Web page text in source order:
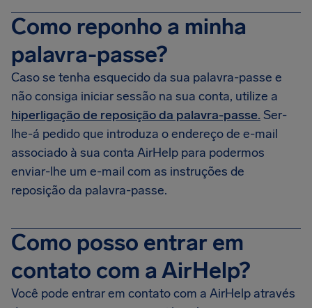
Como reponho a minha
palavra-passe?
Caso se tenha esquecido da sua palavra-passe e
não consiga iniciar sessão na sua conta, utilize a
hiperligação de reposição da palavra-passe. Ser-
lhe-á pedido que introduza o endereço de e-mail
associado à sua conta AirHelp para podermos
enviar-lhe um e-mail com as instruções de
reposição da palavra-passe.
Como posso entrar em
contato com a AirHelp?
Você pode entrar em contato com a AirHelp através